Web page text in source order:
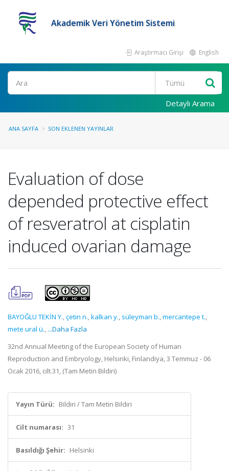
Akademik Veri Yönetim Sistemi
Araştırmacı Girişi English
Ara
Detaylı Arama
ANA SAYFA SON EKLENEN YAYINLAR
Evaluation of dose
depended protective effect
of resveratrol at cisplatin
induced ovarian damage
BAYOĞLU TEKİN Y.,çetin n.,kalkan y., süleyman b.,mercantepe t.,
mete ural ü., ...Daha Fazla
32nd Annual Meeting of the European Society of Human
Reproduction and Embryology, Helsinki, Finlandiya, 3 Temmuz - 06
Ocak 2016, cilt.31, (Tam Metin Bildiri)
Yayın Türü: Bildiri / Tam Metin Bildiri
Cilt numarası: 31
Basıldığı Şehir: Helsinki